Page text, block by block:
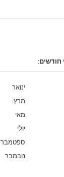
חודשים:
ינואר
מרץ
מאי
יולי
ספטמבר
נובמבר